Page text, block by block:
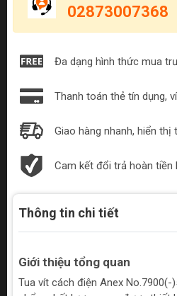
02873007368
Đa dạng hình thức mua
Thanh toán thẻ tín dụng,
Giao hàng nhanh, hiển thị
Cam kết đổi trả hoàn tiền
Thông tin chi tiết
Giới thiệu tổng quan
Tua vít cách điện Anex